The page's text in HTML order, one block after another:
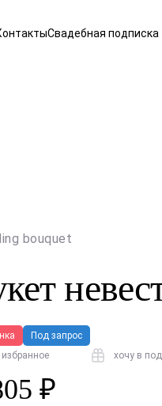
Свадебная подписка
bouquet
Под запрос
избранное
хочу в
₽